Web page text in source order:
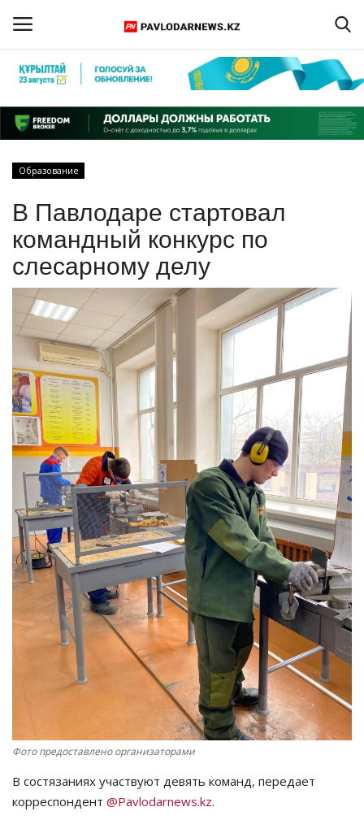
Регистрация
Главная
ПАВЛОДАРСКАЯ ОБЛАСТЬ
КАЗАХСТАН
МИР
СПЕЦПРОЕКТЫ
СПОРТ
Чек-лист
РАЗВЛЕЧЕНИЯ
OFFICIAL
Курултай
Язык
Қазақша Русский
Образование
В Павлодаре стартовал
командный конкурс по
слесарному делу
Фото предоставлено организаторами
В состязаниях участвуют девять команд, передает
корреспондент @Pavlodarnews.kz.